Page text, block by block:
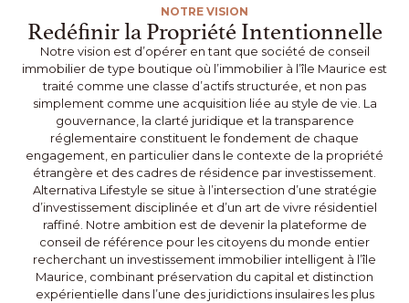
NOTRE VISION
Redéfinir la Propriété Intentionnelle
Notre vision est d’opérer en tant que société de conseil
immobilier de type boutique où l’immobilier à l’île Maurice est
traité comme une classe d’actifs structurée, et non pas
simplement comme une acquisition liée au style de vie. La
gouvernance, la clarté juridique et la transparence
réglementaire constituent le fondement de chaque
engagement, en particulier dans le contexte de la propriété
étrangère et des cadres de résidence par investissement.
Alternativa Lifestyle se situe à l’intersection d’une stratégie
d’investissement disciplinée et d’un art de vivre résidentiel
raffiné. Notre ambition est de devenir la plateforme de
conseil de référence pour les citoyens du monde entier
recherchant un investissement immobilier intelligent à l’île
Maurice, combinant préservation du capital et distinction
expérientielle dans l’une des juridictions insulaires les plus